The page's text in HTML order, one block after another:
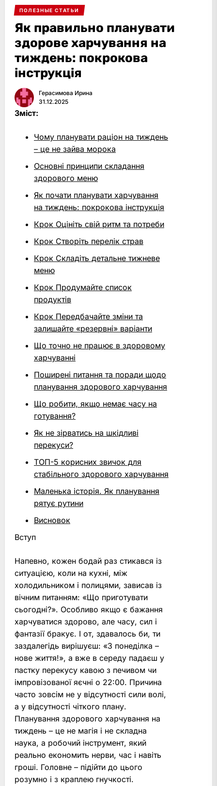
ПОЛЕЗНЫЕ СТАТЬИ
Як правильно планувати
здорове харчування на
тиждень: покрокова
інструкція
Герасимова Ирина
31.12.2025
Зміст:
Чому планувати раціон на тиждень
– це не зайва морока
Основні принципи складання
здорового меню
Як почати планувати харчування
на тиждень: покрокова інструкція
Крок Оцініть свій ритм та потреби
Крок Створіть перелік страв
Крок Складіть детальне тижневе
меню
Крок Продумайте список
продуктів
Крок Передбачайте зміни та
залишайте «резервні» варіанти
Що точно не працює в здоровому
харчуванні
Поширені питання та поради щодо
планування здорового харчування
Що робити, якщо немає часу на
готування?
Як не зірватись на шкідливі
перекуси?
ТОП-5 корисних звичок для
стабільного здорового харчування
Маленька історія. Як планування
рятує рутини
Висновок
Вступ
Напевно, кожен бодай раз стикався із
ситуацією, коли на кухні, між
холодильником і полицями, зависав із
вічним питанням: «Що приготувати
сьогодні?». Особливо якщо є бажання
харчуватися здорово, але часу, сил і
фантазії бракує. І от, здавалось би, ти
заздалегідь вирішуєш: «З понеділка –
нове життя!», а вже в середу падаєш у
пастку перекусу кавою з печивом чи
імпровізованої яєчні о 22:00. Причина
часто зовсім не у відсутності сили волі,
а у відсутності чіткого плану.
Планування здорового харчування на
тиждень – це не магія і не складна
наука, а робочий інструмент, який
реально економить нерви, час і навіть
гроші. Головне – підійти до цього
розумно і з краплею гнучкості.